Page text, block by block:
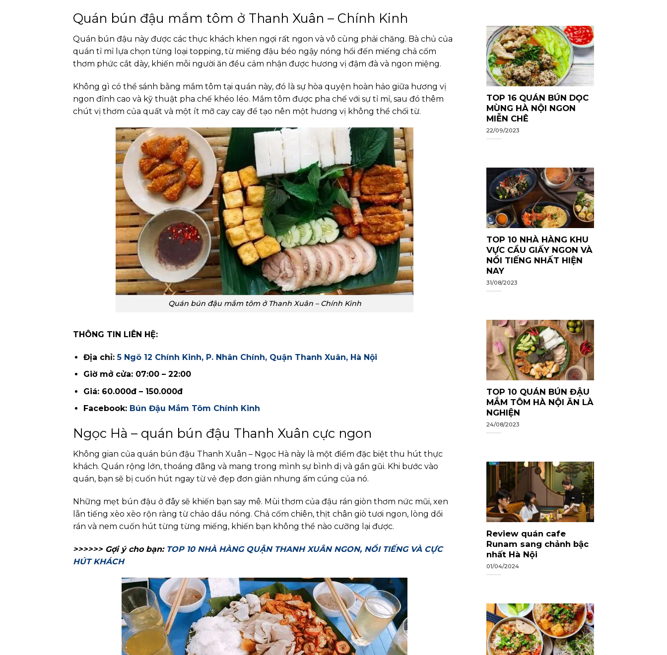
Quán bún đậu mắm tôm ở Thanh Xuân – Chính Kinh
Quán bún đậu này được các thực khách khen ngợi rất ngon và vô cùng phải chăng. Bà chủ của
quán tỉ mỉ lựa chọn từng loại topping, từ miếng đậu béo ngậy nóng hổi đến miếng chả cốm
thơm phức cắt dày, khiến mỗi người ăn đều cảm nhận được hương vị đậm đà và ngon miệng.
Không gì có thể sánh bằng mắm tôm tại quán này, đó là sự hòa quyện hoàn hảo giữa hương vị
ngon đỉnh cao và kỹ thuật pha chế khéo léo. Mắm tôm được pha chế với sự tỉ mỉ, sau đó thêm
chút vị thơm của quất và một ít mỡ cay cay để tạo nên một hương vị không thể chối từ.
Quán bún đậu mắm tôm ở Thanh Xuân – Chính Kinh
THÔNG TIN LIÊN HỆ:
Địa chỉ:5 Ngõ 12 Chính Kinh, P. Nhân Chính, Quận Thanh Xuân, Hà Nội
Giờ mở cửa: 07:00 – 22:00
Giá: 60.000đ – 150.000đ
Facebook:Bún Đậu Mắm Tôm Chính Kinh
Ngọc Hà – quán bún đậu Thanh Xuân cực ngon
Không gian của quán bún đậu Thanh Xuân – Ngọc Hà này là một điểm đặc biệt thu hút thực
khách. Quán rộng lớn, thoáng đãng và mang trong mình sự bình dị và gần gũi. Khi bước vào
quán, bạn sẽ bị cuốn hút ngay từ vẻ đẹp đơn giản nhưng ấm cúng của nó.
Những mẹt bún đậu ở đây sẽ khiến bạn say mê. Mùi thơm của đậu rán giòn thơm nức mũi, xen
lẫn tiếng xèo xèo rộn ràng từ chảo dầu nóng. Chả cốm chiên, thịt chân giò tươi ngon, lòng dồi
rán và nem cuốn hút từng từng miếng, khiến bạn không thể nào cưỡng lại được.
>>>>>> Gợi ý cho bạn: TOP 10 NHÀ HÀNG QUẬN THANH XUÂN NGON, NỔI TIẾNG VÀ CỰC
HÚT KHÁCH
TOP 16 QUÁN BÚN DỌC
MÙNG HÀ NỘI NGON
MIỄN CHÊ
22/09/2023
TOP 10 NHÀ HÀNG KHU
VỰC CẦU GIẤY NGON VÀ
NỔI TIẾNG NHẤT HIỆN
NAY
31/08/2023
TOP 10 QUÁN BÚN ĐẬU
MẮM TÔM HÀ NỘI ĂN LÀ
NGHIỆN
24/08/2023
Review quán cafe
Runam sang chảnh bậc
nhất Hà Nội
01/04/2024